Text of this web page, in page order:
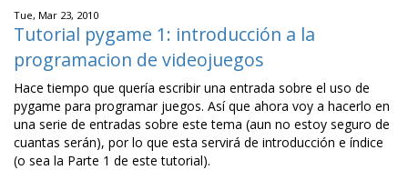
Tue, Mar 23, 2010
Tutorial pygame 1: introducción a la
programacion de videojuegos
Hace tiempo que quería escribir una entrada sobre el uso de
pygame para programar juegos. Así que ahora voy a hacerlo en
una serie de entradas sobre este tema (aun no estoy seguro de
cuantas serán), por lo que esta servirá de introducción e índice
(o sea la Parte 1 de este tutorial).